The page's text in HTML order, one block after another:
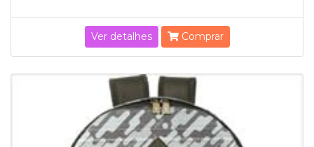
Ver detalhes Comprar